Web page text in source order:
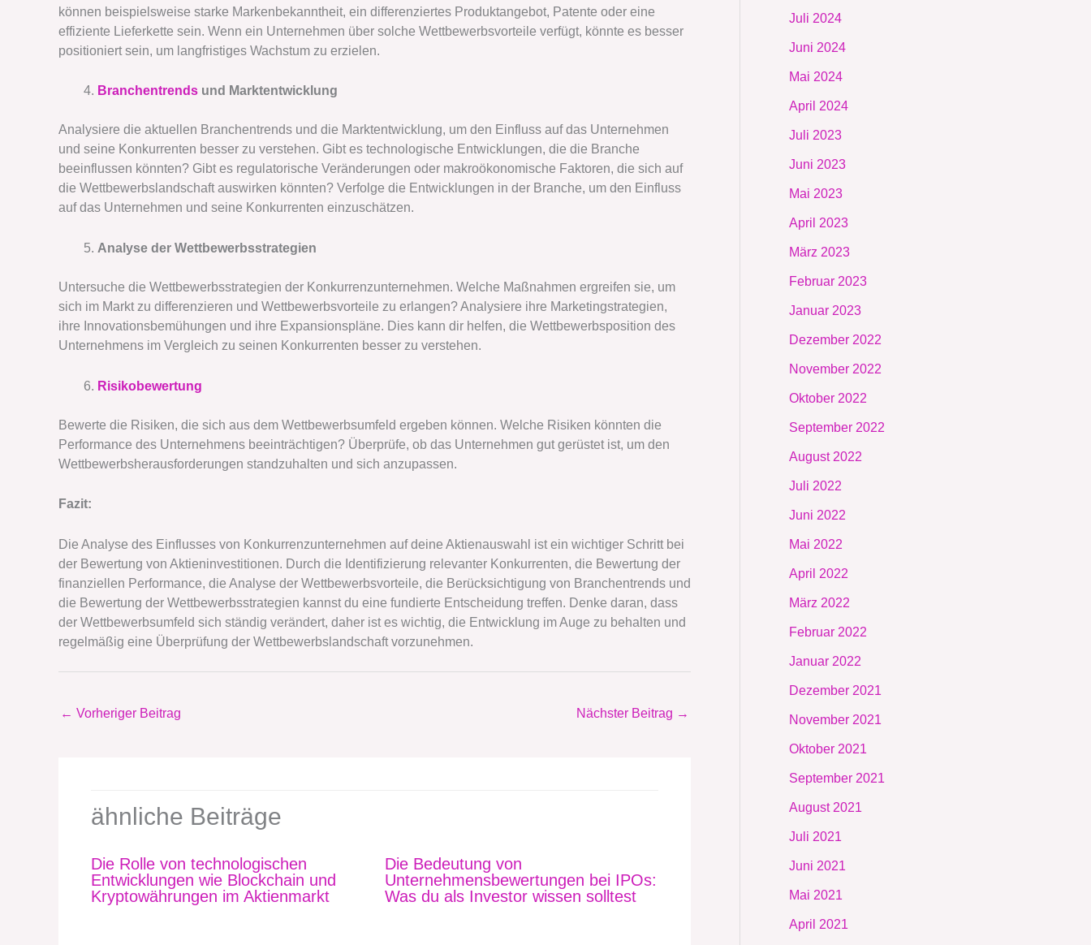
können beispielsweise starke Markenbekanntheit, ein differenziertes Produktangebot, Patente oder eine
effiziente Lieferkette sein. Wenn ein Unternehmen über solche Wettbewerbsvorteile verfügt, könnte es besser
positioniert sein, um langfristiges Wachstum zu erzielen.
Branchentrends und Marktentwicklung
Analysiere die aktuellen Branchentrends und die Marktentwicklung, um den Einfluss auf das Unternehmen
und seine Konkurrenten besser zu verstehen. Gibt es technologische Entwicklungen, die die Branche
beeinflussen könnten? Gibt es regulatorische Veränderungen oder makroökonomische Faktoren, die sich auf
die Wettbewerbslandschaft auswirken könnten? Verfolge die Entwicklungen in der Branche, um den Einfluss
auf das Unternehmen und seine Konkurrenten einzuschätzen.
Analyse der Wettbewerbsstrategien
Untersuche die Wettbewerbsstrategien der Konkurrenzunternehmen. Welche Maßnahmen ergreifen sie, um
sich im Markt zu differenzieren und Wettbewerbsvorteile zu erlangen? Analysiere ihre Marketingstrategien,
ihre Innovationsbemühungen und ihre Expansionspläne. Dies kann dir helfen, die Wettbewerbsposition des
Unternehmens im Vergleich zu seinen Konkurrenten besser zu verstehen.
Risikobewertung
Bewerte die Risiken, die sich aus dem Wettbewerbsumfeld ergeben können. Welche Risiken könnten die
Performance des Unternehmens beeinträchtigen? Überprüfe, ob das Unternehmen gut gerüstet ist, um den
Wettbewerbsherausforderungen standzuhalten und sich anzupassen.
Fazit:
Die Analyse des Einflusses von Konkurrenzunternehmen auf deine Aktienauswahl ist ein wichtiger Schritt bei
der Bewertung von Aktieninvestitionen. Durch die Identifizierung relevanter Konkurrenten, die Bewertung der
finanziellen Performance, die Analyse der Wettbewerbsvorteile, die Berücksichtigung von Branchentrends und
die Bewertung der Wettbewerbsstrategien kannst du eine fundierte Entscheidung treffen. Denke daran, dass
der Wettbewerbsumfeld sich ständig verändert, daher ist es wichtig, die Entwicklung im Auge zu behalten und
regelmäßig eine Überprüfung der Wettbewerbslandschaft vorzunehmen.
← Vorheriger Beitrag Nächster Beitrag →
ähnliche Beiträge
Die Rolle von technologischen
Entwicklungen wie Blockchain und
Kryptowährungen im Aktienmarkt
Die Bedeutung von
Unternehmensbewertungen bei IPOs:
Was du als Investor wissen solltest
Juli 2024
Juni 2024
Mai 2024
April 2024
Juli 2023
Juni 2023
Mai 2023
April 2023
März 2023
Februar 2023
Januar 2023
Dezember 2022
November 2022
Oktober 2022
September 2022
August 2022
Juli 2022
Juni 2022
Mai 2022
April 2022
März 2022
Februar 2022
Januar 2022
Dezember 2021
November 2021
Oktober 2021
September 2021
August 2021
Juli 2021
Juni 2021
Mai 2021
April 2021